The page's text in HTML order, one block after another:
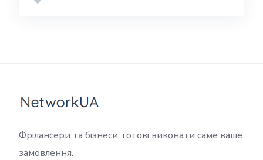
Фрілансери та бізнеси, готові виконати саме ваше
замовлення.